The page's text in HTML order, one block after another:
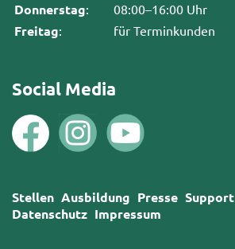
Donnerstag: 08:00–16:00 Uhr
Freitag: für Terminkunden
Social Media
Stellen Ausbildung Presse Support
Datenschutz Impressum